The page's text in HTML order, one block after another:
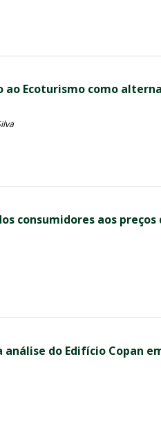
Ecoturismo como
consumidores aos preços
do Edifício Copan em